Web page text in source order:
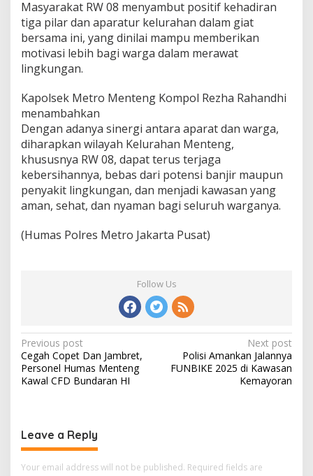
Masyarakat RW 08 menyambut positif kehadiran
tiga pilar dan aparatur kelurahan dalam giat
bersama ini, yang dinilai mampu memberikan
motivasi lebih bagi warga dalam merawat
lingkungan.
Kapolsek Metro Menteng Kompol Rezha Rahandhi
menambahkan
Dengan adanya sinergi antara aparat dan warga,
diharapkan wilayah Kelurahan Menteng,
khususnya RW 08, dapat terus terjaga
kebersihannya, bebas dari potensi banjir maupun
penyakit lingkungan, dan menjadi kawasan yang
aman, sehat, dan nyaman bagi seluruh warganya.
(Humas Polres Metro Jakarta Pusat)
Follow Us
Post
navigation
Previous post
Cegah Copet Dan Jambret,
Personel Humas Menteng
Kawal CFD Bundaran HI
Next post
Polisi Amankan Jalannya
FUNBIKE 2025 di Kawasan
Kemayoran
Leave a Reply
Your email address will not be published. Required fields are